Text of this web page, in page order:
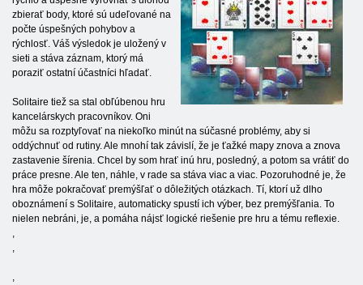
zbierať body, ktoré sú udeľované na
počte úspešných pohybov a
rýchlosť. Váš výsledok je uložený v
sieti a stáva záznam, ktorý má
poraziť ostatní účastníci hľadať.
Solitaire tiež sa stal obľúbenou hru
kancelárskych pracovníkov. Oni
môžu sa rozptyľovať na niekoľko minút na súčasné problémy, aby si
oddýchnuť od rutiny. Ale mnohí tak závislí, že je ťažké mapy znova a znova
zastavenie šírenia. Chcel by som hrať inú hru, posledný, a potom sa vrátiť do
práce presne. Ale ten, náhle, v rade sa stáva viac a viac. Pozoruhodné je, že
hra môže pokračovať premýšľať o dôležitých otázkach. Tí, ktorí už dlho
oboznámení s Solitaire, automaticky spustí ich výber, bez premýšľania. To
nielen nebráni, je, a pomáha nájsť logické riešenie pre hru a tému reflexie.
,
,
,